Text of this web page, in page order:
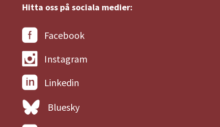
Hitta oss på sociala medier:
Facebook
Instagram
Linkedin
Bluesky